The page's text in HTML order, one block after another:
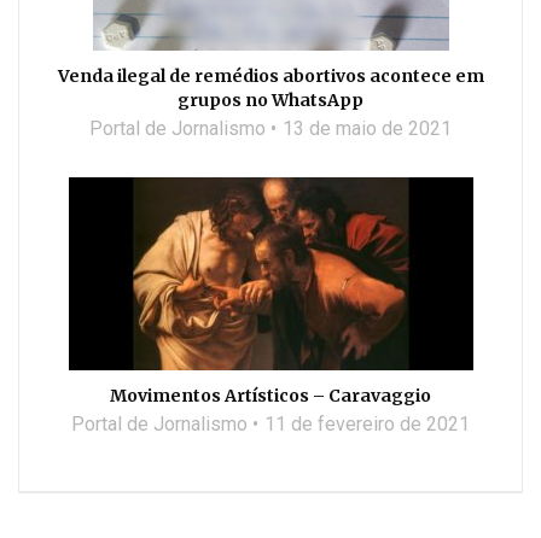
Venda ilegal de remédios abortivos acontece em
grupos no WhatsApp
Portal de Jornalismo 13 de maio de 2021
Movimentos Artísticos – Caravaggio
Portal de Jornalismo 11 de fevereiro de 2021